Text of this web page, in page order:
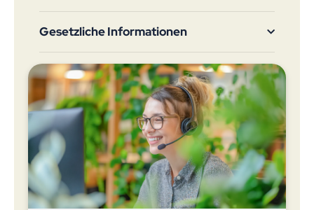
Gesetzliche Informationen